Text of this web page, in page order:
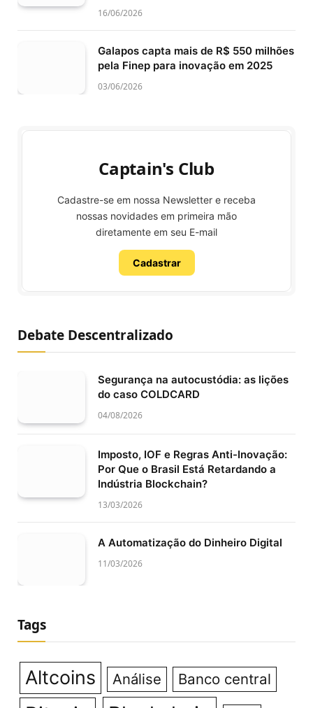
16/06/2026
Galapos capta mais de R$ 550 milhões
pela Finep para inovação em 2025
03/06/2026
Captain's Club
Cadastre-se em nossa Newsletter e receba
nossas novidades em primeira mão
diretamente em seu E-mail
Cadastrar
Debate Descentralizado
Segurança na autocustódia: as lições
do caso COLDCARD
04/08/2026
Imposto, IOF e Regras Anti-Inovação:
Por Que o Brasil Está Retardando a
Indústria Blockchain?
13/03/2026
A Automatização do Dinheiro Digital
11/03/2026
Tags
Altcoins Análise Banco central